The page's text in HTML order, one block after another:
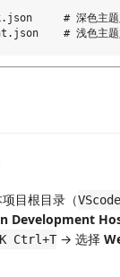
# 深色主题
目根目录（
Development
Ctrl+T→ 选择